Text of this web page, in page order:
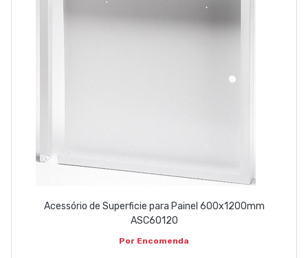
Acessório de Superficie para Painel 600x1200mm
ASC60120
Por Encomenda